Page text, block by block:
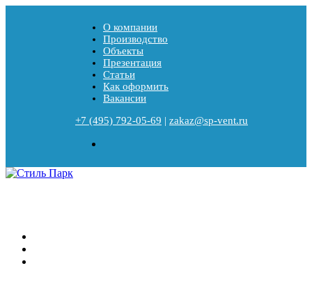
О компании
Производство
Объекты
Презентация
Статьи
Как оформить
Вакансии
+7 (495) 792-05-69 | zakaz@sp-vent.ru